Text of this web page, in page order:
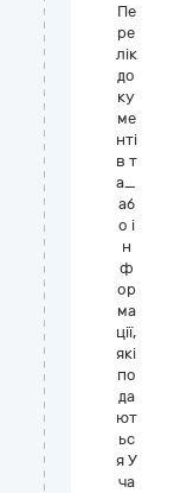
Пе
ре
лік
до
ку
ме
нті
в т
а_
аб
о і
н
ф
ор
ма
ції,
які
по
да
ют
ьс
я У
ча